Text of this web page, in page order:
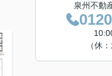
泉州不動
（休